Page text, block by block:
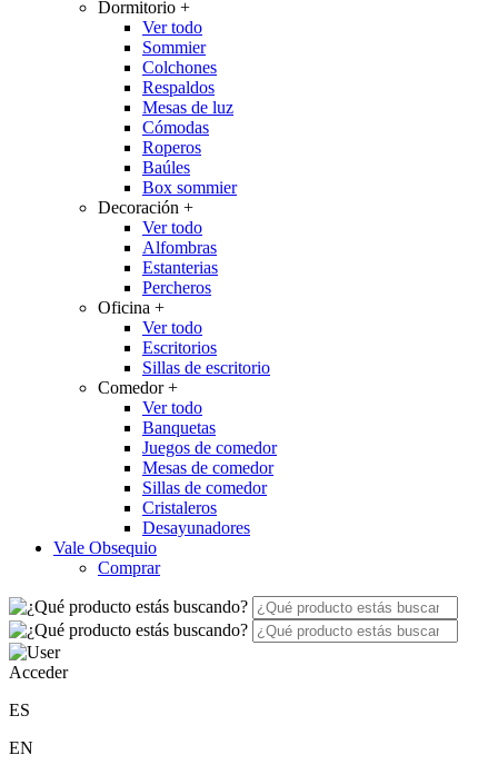
Dormitorio +
Ver todo
Sommier
Colchones
Respaldos
Mesas de luz
Cómodas
Roperos
Baúles
Box sommier
Decoración +
Ver todo
Alfombras
Estanterias
Percheros
Oficina +
Ver todo
Escritorios
Sillas de escritorio
Comedor+
Ver todo
Banquetas
Juegos de comedor
Mesas de comedor
Sillas de comedor
Cristaleros
Desayunadores
Vale Obsequio
Comprar
Acceder
ES
EN